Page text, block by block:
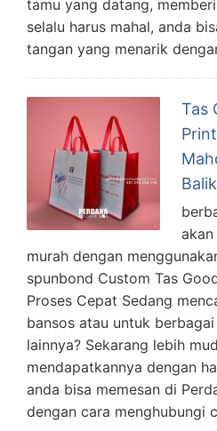
tamu yang datang,
selalu harus mahal, anda
tangan yang menarik
Tas
murah dengan
spunbond Custom Tas
Proses Cepat Sedang
bansos atau untuk
lainnya? Sekarang lebih
mendapatkannya dengan
anda bisa memesan di
dengan cara menghubungi